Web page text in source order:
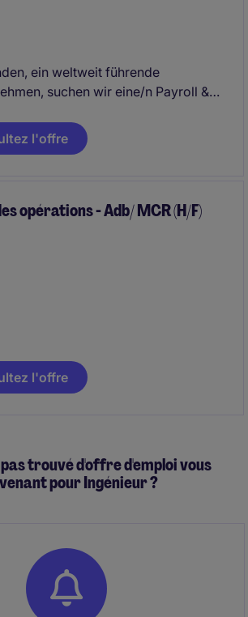
ein weltweit führende
suchen wir eine/n Payroll &
einer ERP-Systemumstellung
l'offre
opérations - Adb/ MCR (H/F)
la performance opérationnelle des
à leur livraison. Vous
équipe d'environ 10
l'offre
pas trouvé d'offre d'emploi vous
pour Ingénieur ?